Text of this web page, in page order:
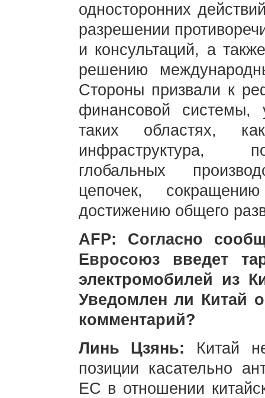
односторонних
разрешении
и консультаций, а
решению
Стороны призвали к
финансовой системы,
таких областях,
инфраструктура,
глобальных
цепочек,
достижению общего
AFP: Согласно
Евросоюз введет
электромобилей из
Уведомлен ли Китай
комментарий?
Линь Цзянь: Китай
позиции касательно
ЕС в отношении